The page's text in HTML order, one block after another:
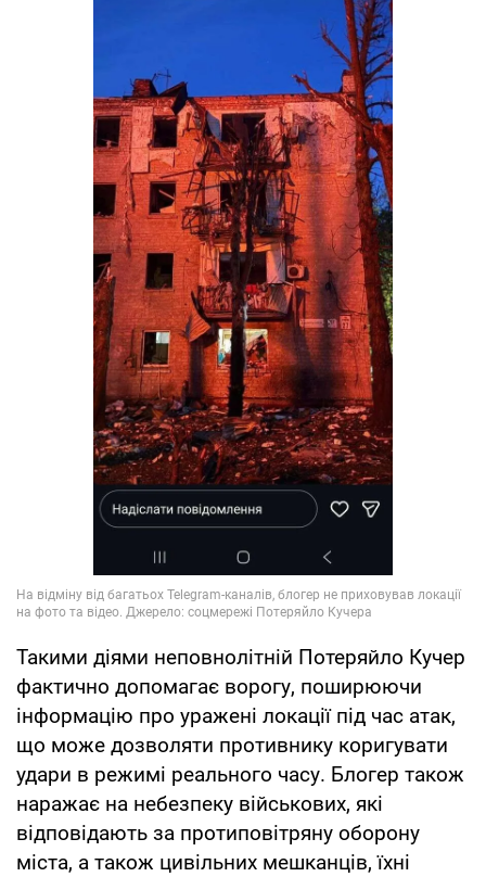
Такими діями неповнолітній Потеряйло Кучер
фактично допомагає ворогу, поширюючи
інформацію про уражені локації під час атак,
що може дозволяти противнику коригувати
удари в режимі реального часу. Блогер також
наражає на небезпеку військових, які
відповідають за протиповітряну оборону
міста, а також цивільних мешканців, їхні